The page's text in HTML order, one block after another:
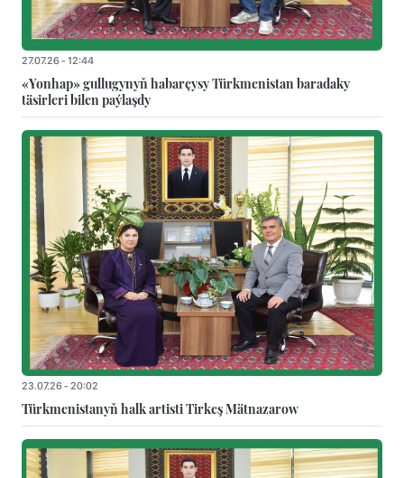
27.07.26 - 12:44
«Yonhap» gullugynyň habarçysy Türkmenistan baradaky
täsirleri bilen paýlaşdy
23.07.26 - 20:02
Türkmenistanyň halk artisti Tirkeş Mätnazarow